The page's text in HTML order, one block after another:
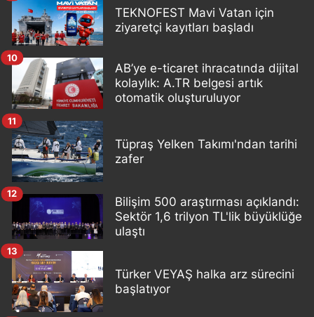
TEKNOFEST Mavi Vatan için
ziyaretçi kayıtları başladı
AB’ye e-ticaret ihracatında dijital
kolaylık: A.TR belgesi artık
otomatik oluşturuluyor
10
Tüpraş Yelken Takımı'ndan tarihi
zafer
11
Bilişim 500 araştırması açıklandı:
Sektör 1,6 trilyon TL'lik büyüklüğe
ulaştı
12
Türker VEYAŞ halka arz sürecini
başlatıyor
13